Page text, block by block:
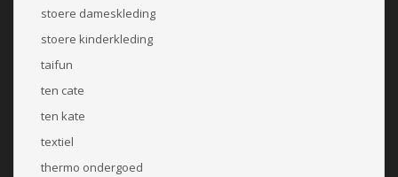
stoere dameskleding
stoere kinderkleding
taifun
ten cate
ten kate
textiel
thermo ondergoed